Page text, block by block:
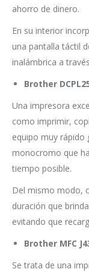
ahorro de dinero.
En su interior
una pantalla táctil
inalámbrica a
Brother
Una impresora
como imprimir,
equipo muy rápido
monocromo que
tiempo posible.
Del mismo modo,
duración que
evitando que
Brother MFC
Se trata de una